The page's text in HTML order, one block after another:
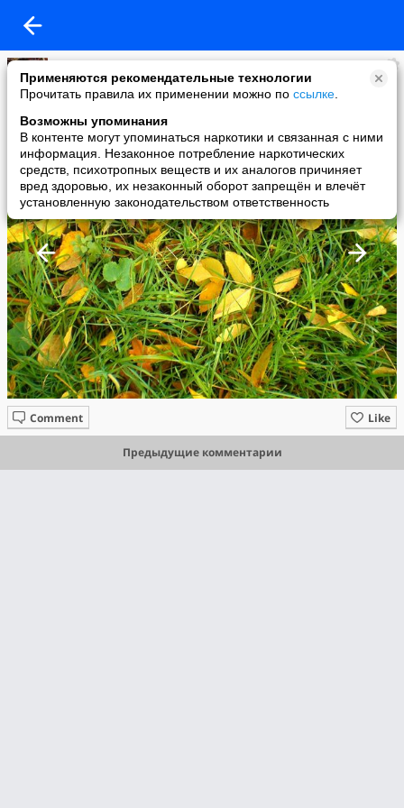
Применяются рекомендательные технологии
Прочитать правила их применении можно по ссылке
Возможны упоминания
В контенте могут упоминаться наркотики и связанная с ними
информация. Незаконное потребление наркотических
средств, психотропных веществ и их аналогов причиняет
вред здоровью, их незаконный оборот запрещён и влечёт
установленную законодательством ответственность
Елисеева Алёна
added a photo
19 Oct в 22:57
Like
Comment
Предыдущие комментарии